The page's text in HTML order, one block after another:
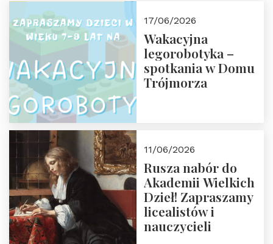
17/06/2026
Wakacyjna
legorobotyka –
spotkania w Domu
Trójmorza
11/06/2026
Rusza nabór do
Akademii Wielkich
Dzieł! Zapraszamy
licealistów i
nauczycieli